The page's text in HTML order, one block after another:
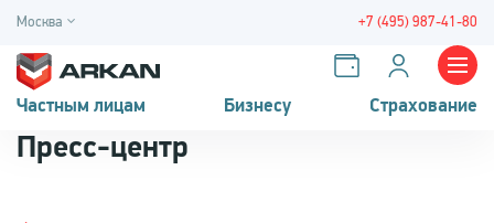
Москва +7 (495) 987-41-80
Частным лицам Бизнесу Страхование
Пресс-центр